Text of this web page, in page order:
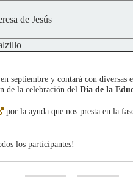
de Jesús
septiembre y contará con
de la celebración del Día de la
Abre
por la ayuda que nos presta en la
los participantes!